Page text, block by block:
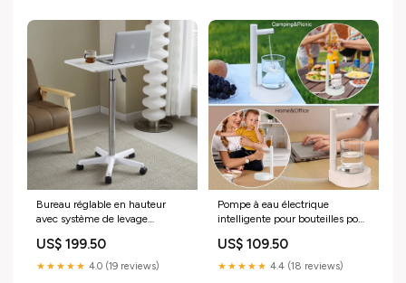
Bureau réglable en hauteur
avec système de levage
US$ 199.50
★★★★★ 4.0 (19 reviews)
Pompe à eau électrique
intelligente pour bouteilles pour
portable
US$ 109.50
★★★★★ 4.4 (18 reviews)